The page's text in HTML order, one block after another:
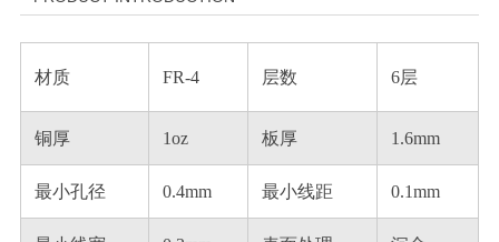
材质 FR-4 层数 6层
铜厚 1oz 板厚 1.6mm
最小孔径 0.4mm 最小线距 0.1mm